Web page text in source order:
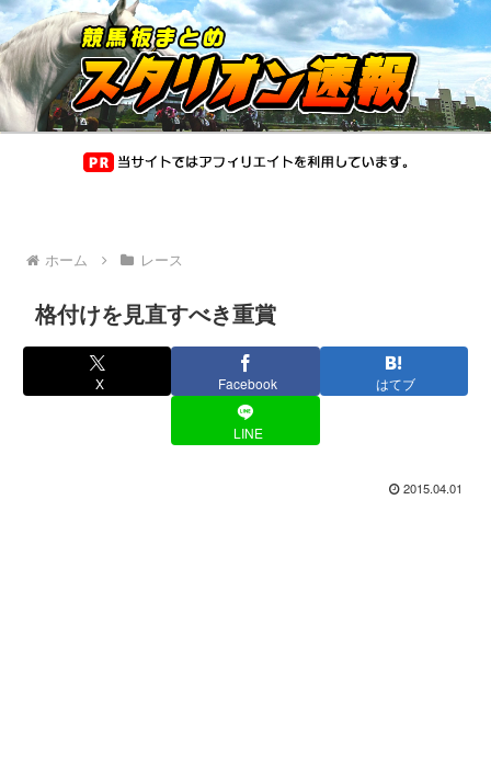
ホーム レース
格付けを見直すべき重賞
X Facebook はてブ
LINE
2015.04.01